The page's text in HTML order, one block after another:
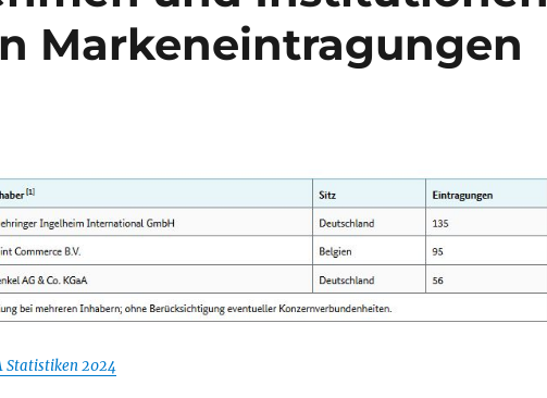
Markeneintragungen
Statistiken 2024